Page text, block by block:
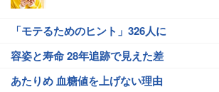
「モテるためのヒント」326人に
容姿と寿命 28年追跡で見えた差
あたりめ 血糖値を上げない理由